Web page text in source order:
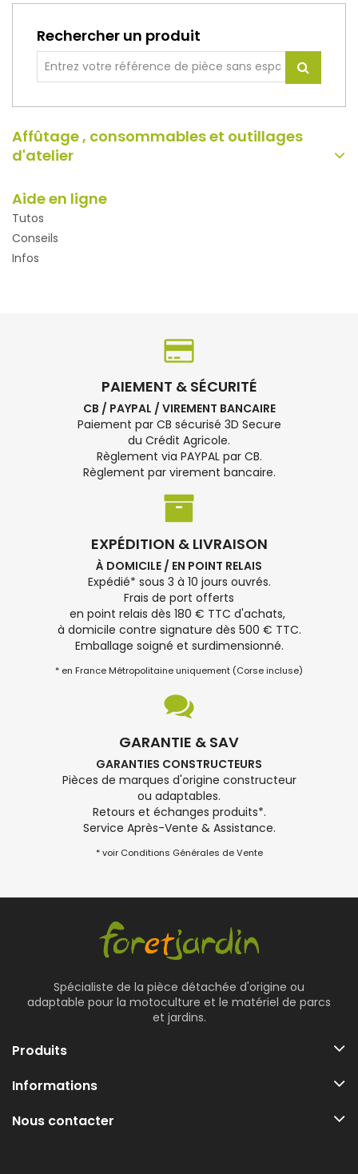
Rechercher un produit
Affûtage , consommables et outillages
d'atelier
Aide en ligne
Tutos
Conseils
Infos
PAIEMENT & SÉCURITÉ
CB / PAYPAL / VIREMENT BANCAIRE
Paiement par CB sécurisé 3D Secure
du Crédit Agricole.
Règlement via PAYPAL par CB.
Règlement par virement bancaire.
EXPÉDITION & LIVRAISON
À DOMICILE / EN POINT RELAIS
Expédié* sous 3 à 10 jours ouvrés.
Frais de port offerts
en point relais dès 180 € TTC d'achats,
à domicile contre signature dès 500 € TTC.
Emballage soigné et surdimensionné.
* en France Métropolitaine uniquement (Corse incluse)
GARANTIE & SAV
GARANTIES CONSTRUCTEURS
Pièces de marques d'origine constructeur
ou adaptables.
Retours et échanges produits*.
Service Après-Vente & Assistance.
* voir Conditions Générales de Vente
Spécialiste de la pièce détachée d'origine ou
adaptable pour la motoculture et le matériel de parcs
et jardins.
Produits
Informations
Nous contacter